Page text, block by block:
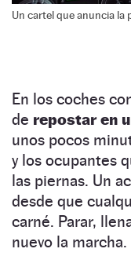
Un cartel que anuncia la
En los coches
de repostar en
unos pocos
y los ocupantes
las piernas. Un
desde que
carné. Parar,
nuevo la marcha.